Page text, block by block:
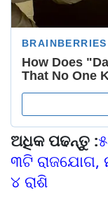
ଅଧିକ ପଢନ୍ତୁ :
୩ଟି ରାଜଯୋଗ,
୪ ରାଶି